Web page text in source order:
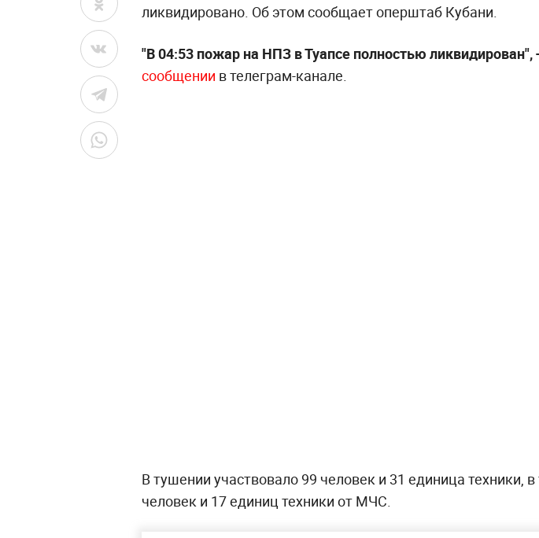
ликвидировано. Об этом сообщает оперштаб Кубани.
"В 04:53 пожар на НПЗ в Туапсе полностью ликвидирован",
сообщении в телеграм-канале.
В тушении участвовало 99 человек и 31 единица техники,
человек и 17 единиц техники от МЧС.